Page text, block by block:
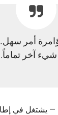
أمر سهل…
آخر تماماً.
في إطار